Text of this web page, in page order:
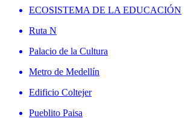
ECOSISTEMA DE LA EDUCACIÓN
Ruta N
Palacio de la Cultura
Metro de Medellín
Edificio Coltejer
Pueblito Paisa